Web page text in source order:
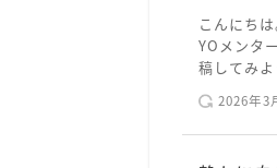
こんにち
YOメンタ
稿してみ
2026年3